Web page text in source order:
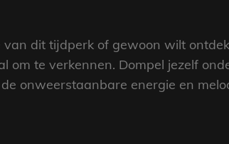
dit tijdperk of gewoon wilt
om te verkennen. Dompel jezelf
onweerstaanbare energie en